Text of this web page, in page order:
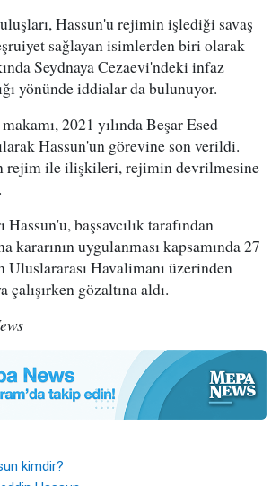
Hassun'u rejimin işlediği savaş
sağlayan isimlerden biri olarak
Seydnaya Cezaevi'ndeki infaz
yönünde iddialar da bulunuyor.
2021 yılında Beşar Esed
Hassun'un görevine son verildi.
rejim ile ilişkileri, rejimin devrilmesine
başsavcılık tarafından
kararının uygulanması kapsamında 27
Uluslararası Havalimanı üzerinden
çalışırken gözaltına aldı.
kimdir?